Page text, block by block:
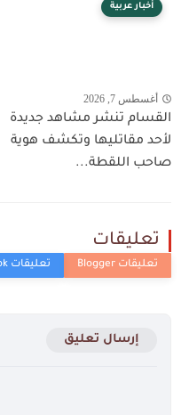
أخبار عربية
أغسطس 7, 2026
القسام تنشر مشاهد جديدة
لأحد مقاتليها وتكشف هوية
صاحب اللقطة...
تعليقات
إرسال تعليق